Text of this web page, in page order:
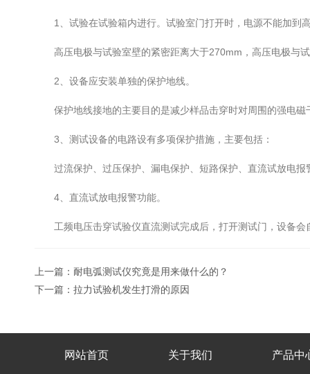
1、试验在试验箱内进行。试验室门打开时，电源不能加到
高压电极与试验室壁的紧密距离大于270mm，高压电极与试
2、设备应安装单独的保护地线。
保护地线接地的主要目的是减少样品击穿时对周围的强电磁
3、测试设备的电路设有多项保护措施，主要包括：
过流保护、过压保护、漏电保护、短路保护、直流试放电报
4、直流试放电报警功能。
工频电压击穿试验仪直流测试完成后，打开测试门，设备会
上一篇： 耐电弧测试仪究竟是用来做什么的？
下一篇： 拉力试验机发生打滑的原因
网站首页 关于我们 产品中